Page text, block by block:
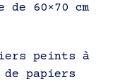
de 60×70 cm
peints à
papiers